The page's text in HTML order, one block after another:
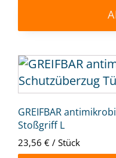
auf
der
Produktseite
gewählt
werden
GREIFBAR
Stoßgriff L
23,56 € / Stück
Dieses
Produkt
weist
mehrere
Varianten
auf.